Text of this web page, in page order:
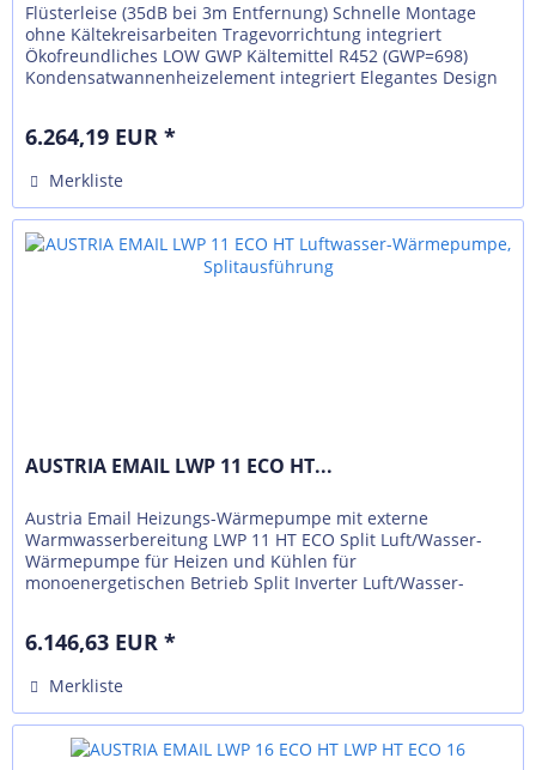
Flüsterleise (35dB bei 3m Entfernung) Schnelle Montage
ohne Kältekreisarbeiten Tragevorrichtung integriert
Ökofreundliches LOW GWP Kältemittel R452 (GWP=698)
Kondensatwannenheizelement integriert Elegantes Design
6.264,19 EUR *
Merkliste
AUSTRIA EMAIL LWP 11 ECO HT...
Austria Email Heizungs-Wärmepumpe mit externe
Warmwasserbereitung LWP 11 HT ECO Split Luft/Wasser-
Wärmepumpe für Heizen und Kühlen für
monoenergetischen Betrieb Split Inverter Luft/Wasser-
6.146,63 EUR *
Merkliste